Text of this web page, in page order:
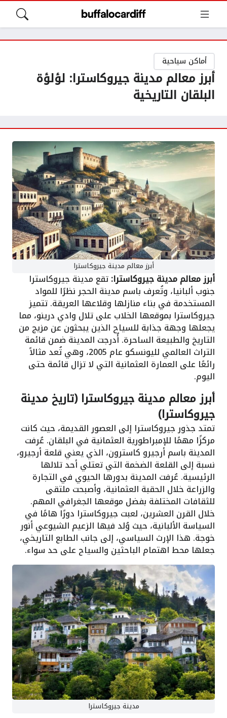
أماكن سياحية
أبرز معالم مدينة جيروكاسترا: لؤلؤة
البلقان التاريخية
أبرز معالم مدينة جيروكاسترا
أبرز معالم مدينة جيروكاسترا:تقع مدينة جيروكاسترا
جنوب ألبانيا، وتُعرف باسم مدينة الحجر نظرًا للمواد
المستخدمة في بناء منازلها وقلاعها العريقة. تتميز
جيروكاسترا بموقعها الخلاب على تلال وادي درينو، مما
يجعلها وجهة جذابة للسياح الذين يبحثون عن مزيج من
التاريخ والطبيعة الساحرة. أُدرجت المدينة ضمن قائمة
التراث العالمي لليونسكو عام 2005، وهي تُعد مثالاً
رائعًا على العمارة العثمانية التي لا تزال قائمة حتى
اليوم.
أبرز معالم مدينة جيروكاسترا (تاريخ مدينة
جيروكاسترا)
تمتد جذور جيروكاسترا إلى العصور القديمة، حيث كانت
مركزًا مهمًا للإمبراطورية العثمانية في البلقان. عُرفت
المدينة باسم أرجيرو كاسترون، الذي يعني قلعة أرجيرو،
نسبة إلى القلعة الضخمة التي تعتلي أحد تلالها
الرئيسية. عُرفت المدينة بدورها الحيوي في التجارة
والزراعة خلال الحقبة العثمانية، وأصبحت ملتقى
للثقافات المختلفة بفضل موقعها الجغرافي المهم.
خلال القرن العشرين، لعبت جيروكاسترا دورًا هامًا في
السياسة الألبانية، حيث وُلد فيها الزعيم الشيوعي أنور
خوجة. هذا الإرث السياسي، إلى جانب الطابع التاريخي،
جعلها محط اهتمام الباحثين والسياح على حد سواء.
مدينة جيروكاسترا